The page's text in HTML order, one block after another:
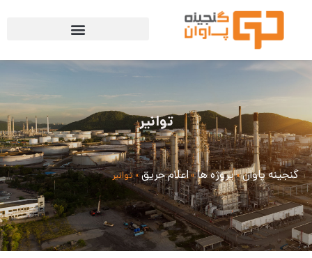
توانیر
گنجینه پاوان»پروژه ها»اعلام حریق»توانیر